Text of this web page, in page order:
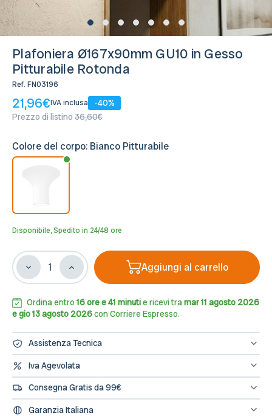
Plafoniera Ø167x90mm GU10 in Gesso
Pitturabile Rotonda
Ref. FN03196
21,96€IVA inclusa
-40%
Prezzo di listino 36,60€
Colore del corpo: Bianco Pitturabile
Disponibile, Spedito in 24/48 ore
Diminuisci
la
di
Plafoniera
GU10
in
Pitturabile
Rotonda
Aumenta
la
di
Plafoniera
GU10
in
Gesso
Pitturabile
Rotonda
Aggiungi al carrello
Ordina entro 16 ore e 41 minutie ricevi tramar 11 agosto 2026
e gio 13 agosto 2026con Corriere Espresso.
Assistenza Tecnica
oppure scrivici una mail a info@leddiretto.it
Iva Agevolata
concludere l'ordine direttamente dal sito segnalandolo nelle note
dell'ordine e provvederemo a fatturare e rettificare il pagamento
Consegna Gratis da 99€
Garanzia Italiana